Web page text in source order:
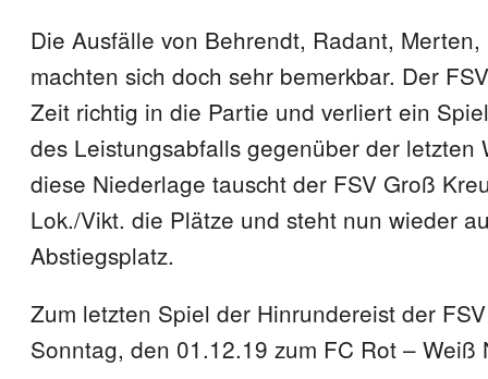
Die Ausfälle von Behrendt, Radant,
machten sich doch sehr bemerkbar. Der
Zeit richtig in die Partie und verliert ein
des Leistungsabfalls gegenüber der letzten
diese Niederlage tauscht der FSV Groß
Lok./Vikt. die Plätze und steht nun wieder
Abstiegsplatz.
Zum letzten Spiel der Hinrundereist der
Sonntag, den 01.12.19 zum FC Rot – Weiß